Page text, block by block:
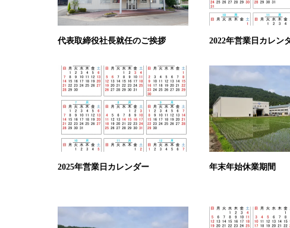
代表取締役社長就任のご挨拶 2022年営業日カレン
2025年営業日カレンダー 年末年始休業期間